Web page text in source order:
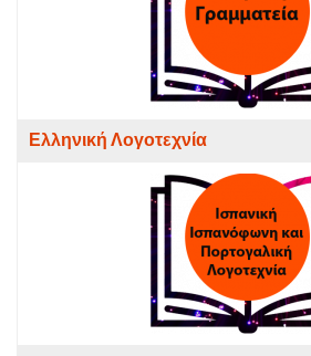
Ελληνική Λογοτεχνία